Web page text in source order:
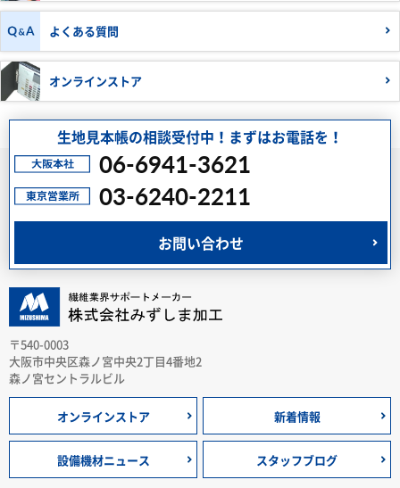
よくある質問
オンラインストア
生地見本帳の相談受付中！まずはお電話を！
06-6941-3621
03-6240-2211
お問い合わせ
〒540-0003
大阪市中央区森ノ宮中央2丁目4番地2
森ノ宮セントラルビル
オンラインストア 新着情報
設備機材ニュース スタッフブログ